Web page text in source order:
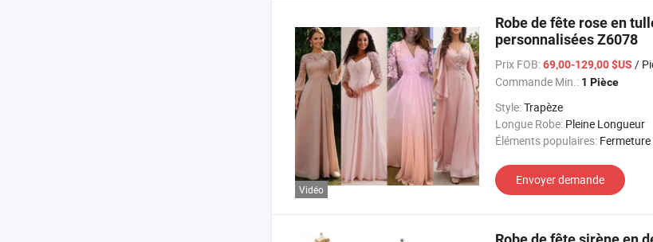
Vidéo
Robe de fête rose en
personnalisées Z6078
Prix FOB:69,00-129,00 $US /
Commande Min.: 1 Pièce
Style:Trapèze
Longue Robe: Pleine Longueur
Éléments populaires:
Envoyer demande